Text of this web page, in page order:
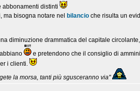
abbonamenti distinti
ma bisogna notare nel
bilancio che risulta un
diminuzione drammatica del capitale
e pretendono che il consiglio di
i clienti.
la morsa, tanti più sgusceranno via"